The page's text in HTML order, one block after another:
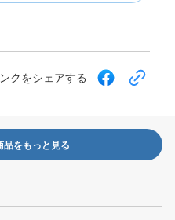
クをシェアする
品をもっと見る